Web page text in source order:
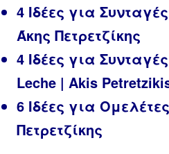
4 Ιδέες για
Άκης Πετρετζίκης
4 Ιδέες για
Leche | Akis
6 Ιδέες για
Πετρετζίκης